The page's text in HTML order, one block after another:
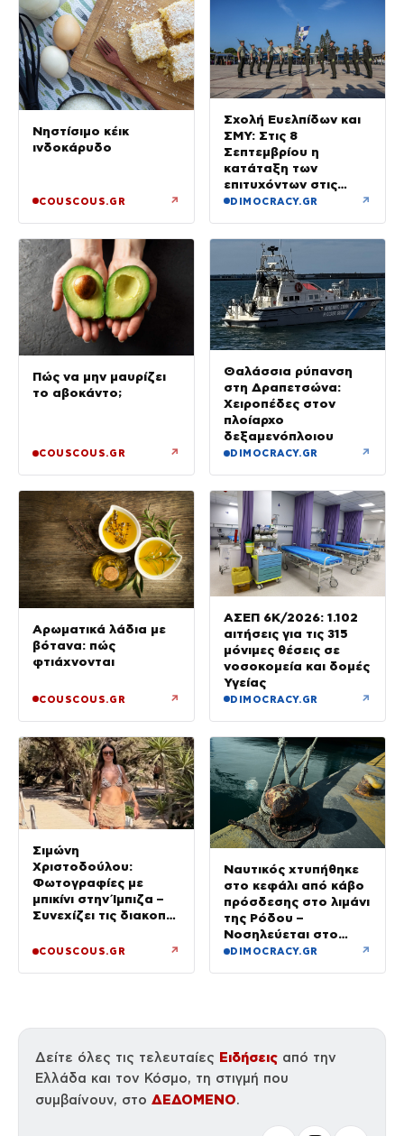
Νηστίσιμο κέικ
ινδοκάρυδο
COUSCOUS.GR ↗
Σχολή Ευελπίδων και
ΣΜΥ: Στις 8
Σεπτεμβρίου η
κατάταξη των
επιτυχόντων στις
Στρατιωτικές Σχολές
DIMOCRACY.GR ↗
Πώς να μην μαυρίζει
το αβοκάντο;
COUSCOUS.GR ↗
Θαλάσσια ρύπανση
στη Δραπετσώνα:
Χειροπέδες στον
πλοίαρχο
δεξαμενόπλοιου
DIMOCRACY.GR ↗
Αρωματικά λάδια με
βότανα: πώς
φτιάχνονται
COUSCOUS.GR ↗
ΑΣΕΠ 6Κ/2026: 1.102
αιτήσεις για τις 315
μόνιμες θέσεις σε
νοσοκομεία και δομές
Υγείας
DIMOCRACY.GR ↗
Σιμώνη
Χριστοδούλου:
Φωτογραφίες με
μπικίνι στην Ίμπιζα –
Συνεχίζει τις διακοπές
της, Αντρέα Γεωργίου
COUSCOUS.GR ↗
Ναυτικός χτυπήθηκε
στο κεφάλι από κάβο
πρόσδεσης στο λιμάνι
της Ρόδου –
Νοσηλεύεται στο
νοσοκομείο
DIMOCRACY.GR ↗
Δείτε όλες τις τελευταίες Ειδήσεις από την
Ελλάδα και τον Κόσμο, τη στιγμή που
συμβαίνουν, στο ΔΕΔΟΜΕΝΟ.